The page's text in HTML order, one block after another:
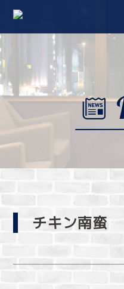
チキン南蛮